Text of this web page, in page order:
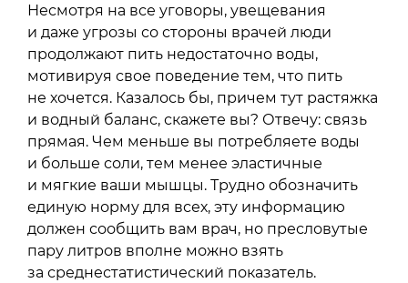
Несмотря на все уговоры, увещевания
и даже угрозы со стороны врачей люди
продолжают пить недостаточно воды,
мотивируя свое поведение тем, что пить
не хочется. Казалось бы, причем тут растяжка
и водный баланс, скажете вы? Отвечу: связь
прямая. Чем меньше вы потребляете воды
и больше соли, тем менее эластичные
и мягкие ваши мышцы. Трудно обозначить
единую норму для всех, эту информацию
должен сообщить вам врач, но пресловутые
пару литров вполне можно взять
за среднестатистический показатель.